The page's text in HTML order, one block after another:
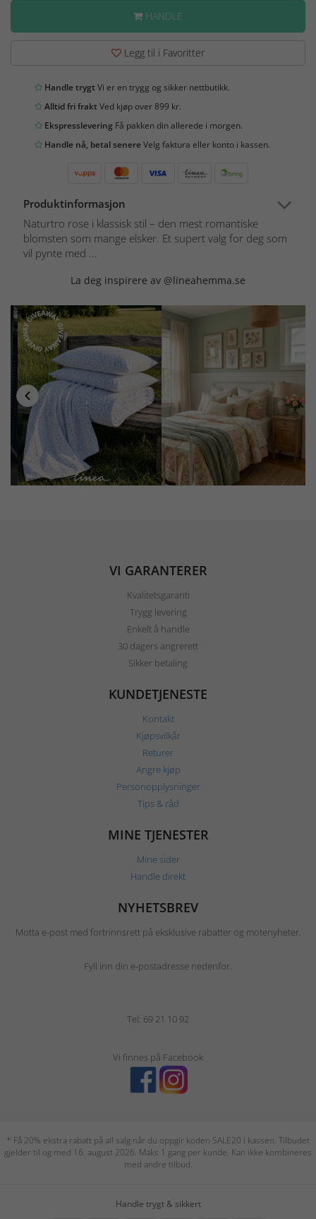
HANDLE
Legg til i Favoritter
Handle trygtVi er en trygg og sikker nettbutikk.
Alltid fri fraktVed kjøp over 899 kr.
Ekspresslevering Få pakken din allerede i morgen.
Handle nå, betal senereVelg faktura eller konto i kassen.
Produktinformasjon
Naturtro rose i klassisk stil – den mest romantiske
blomsten som mange elsker. Et supert valg for deg som
vil pynte med ...
La deg inspirere av @lineahemma.se
VI GARANTERER
Kvalitetsgaranti
Trygg levering
Enkelt å handle
30 dagers angrerett
Sikker betaling
KUNDETJENESTE
Kontakt
Kjøpsvilkår
Returer
Angre kjøp
Personopplysninger
Tips & råd
MINE TJENESTER
Mine sider
Handle direkt
NYHETSBREV
Motta e-post med fortrinnsrett på eksklusive rabatter og motenyheter.
Fyll inn din e-postadresse nedenfor.
Tel: 69 21 10 92
Vi finnes på Facebook
* Få 20% ekstra rabatt på all salg når du oppgir koden SALE20 i kassen. Tilbudet
gjelder til og med 16. august 2026. Maks 1 gang per kunde. Kan ikke kombineres
med andre tilbud.
Handle trygt & sikkert